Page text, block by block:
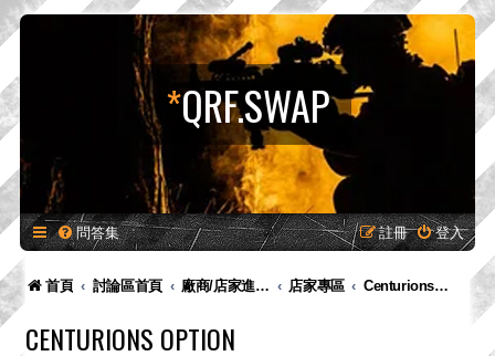
*QRF.SWAP
問答集 登入
註冊
首頁 討論區首頁 廠商/店家進駐專區-供廠商-供廠商/店家發布新品預告、產品消息，嚴禁販售！ 店家專區 Centurions Option
CENTURIONS OPTION